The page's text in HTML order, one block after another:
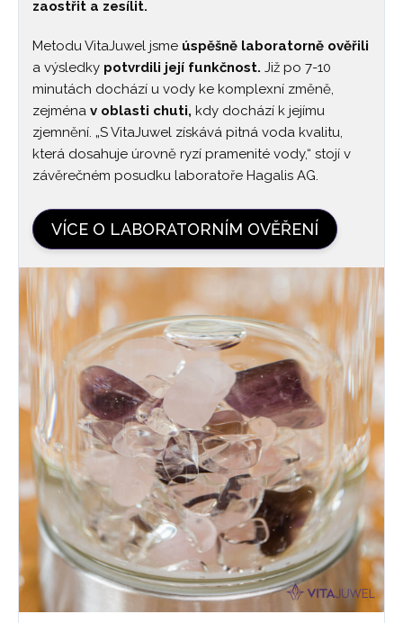
zaostřit a zesílit.
Metodu VitaJuwel jsme úspěšně laboratorně ověřili
a výsledky potvrdili její funkčnost. Již po 7-10
minutách dochází u vody ke komplexní změně,
zejména v oblasti chuti, kdy dochází k jejímu
zjemnění. „S VitaJuwel získává pitná voda kvalitu,
která dosahuje úrovně ryzí pramenité vody,“ stojí v
závěrečném posudku laboratoře Hagalis AG.
VÍCE O LABORATORNÍM OVĚŘENÍ